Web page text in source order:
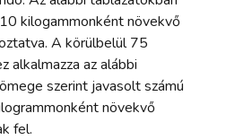
kilogammonként növekvő
A körülbelül 75
alkalmazza az alábbi
szerint javasolt számú
növekvő
fel.